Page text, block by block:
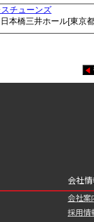
チューンズ
日本橋三井ホール[東京
会社
会社案
採用情